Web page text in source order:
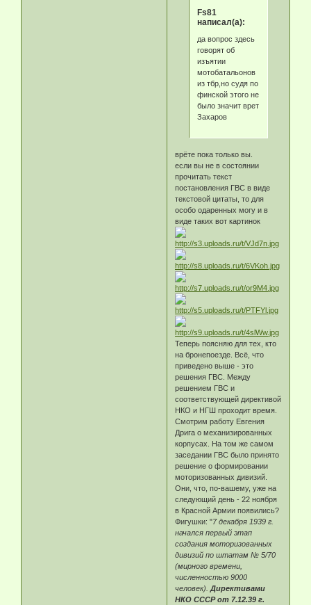
Fs81
написал(а):
да вопрос здесь
говорят об
изъятии
мотобатальонов
из тбр,но судя по
финской этого не
было значит врет
Захаров
врёте пока только вы.
если вы не в состоянии
прочитать текст
постановления ГВС в виде
текстовой цитаты, то для
особо одаренных могу и в
виде таких вот картинок
Теперь поясняю для тех, кто
на бронепоезде. Всё, что
приведено выше - это
решения ГВС. Между
решением ГВС и
соответствующей директивой
НКО и НГШ проходит время.
Смотрим работу Евгения
Дрига о механизированных
корпусах. На том же самом
заседании ГВС было принято
решение о формировании
моторизованных дивизий.
Они, что, по-вашему, уже на
следующий день - 22 ноября
в Красной Армии появились?
Фигушки: "7 декабря 1939 г.
начался первый этап
создания моторизованных
дивизий по штатам № 5/70
(мирного времени,
численностью 9000
человек).Директивами
НКО СССР от 7.12.39 г.